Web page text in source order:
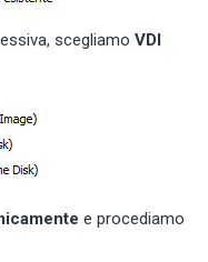
scegliamo VDI
e procediamo